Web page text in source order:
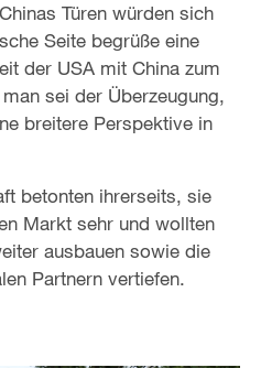
Türen würden sich
Seite begrüße eine
der USA mit China zum
sei der Überzeugung,
breitere Perspektive in
betonten ihrerseits, sie
Markt sehr und wollten
ausbauen sowie die
Partnern vertiefen.